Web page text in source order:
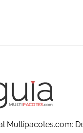
Multipacotes.com: